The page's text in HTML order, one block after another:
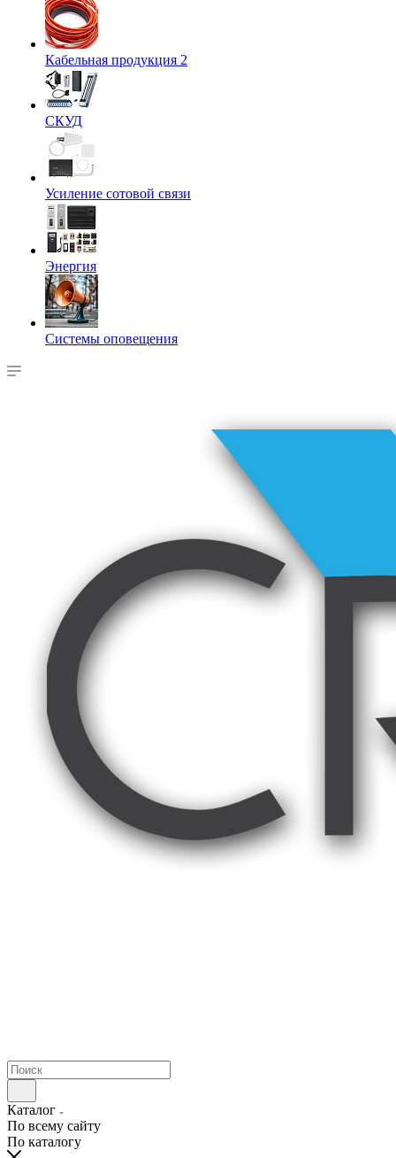
Кабельная продукция 2
СКУД
Усиление сотовой связи
Энергия
Системы оповещения
Каталог
По всему сайту
По каталогу